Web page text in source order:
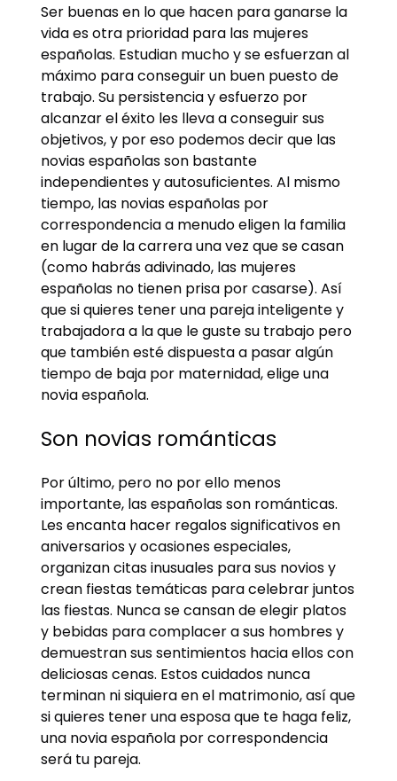
Ser buenas en lo que hacen para ganarse la
vida es otra prioridad para las mujeres
españolas. Estudian mucho y se esfuerzan al
máximo para conseguir un buen puesto de
trabajo. Su persistencia y esfuerzo por
alcanzar el éxito les lleva a conseguir sus
objetivos, y por eso podemos decir que las
novias españolas son bastante
independientes y autosuficientes. Al mismo
tiempo, las novias españolas por
correspondencia a menudo eligen la familia
en lugar de la carrera una vez que se casan
(como habrás adivinado, las mujeres
españolas no tienen prisa por casarse). Así
que si quieres tener una pareja inteligente y
trabajadora a la que le guste su trabajo pero
que también esté dispuesta a pasar algún
tiempo de baja por maternidad, elige una
novia española.
Son novias románticas
Por último, pero no por ello menos
importante, las españolas son románticas.
Les encanta hacer regalos significativos en
aniversarios y ocasiones especiales,
organizan citas inusuales para sus novios y
crean fiestas temáticas para celebrar juntos
las fiestas. Nunca se cansan de elegir platos
y bebidas para complacer a sus hombres y
demuestran sus sentimientos hacia ellos con
deliciosas cenas. Estos cuidados nunca
terminan ni siquiera en el matrimonio, así que
si quieres tener una esposa que te haga feliz,
una novia española por correspondencia
será tu pareja.